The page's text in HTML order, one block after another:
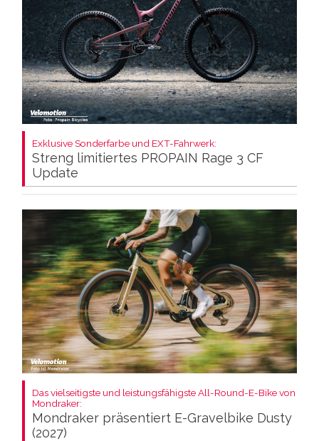
Exklusive Sonderfarbe und EXT-Fahrwerk:
Streng limitiertes PROPAIN Rage 3 CF
Update
Das vielseitigste und leistungsfähigste All-Round-E-Bike von
Mondraker:
Mondraker präsentiert E-Gravelbike Dusty
(2027)